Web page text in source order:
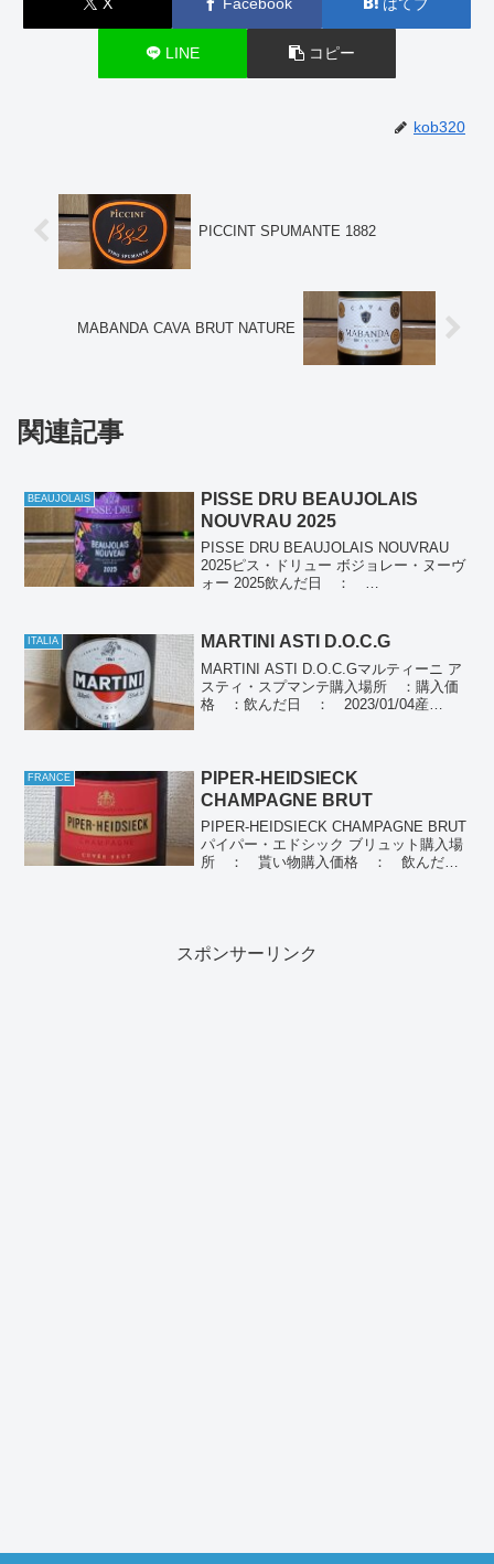
LINE コピー
kob320
PICCINT SPUMANTE 1882
MABANDA CAVA BRUT NATURE
関連記事
BEAUJOLAIS
PISSE DRU BEAUJOLAIS
NOUVRAU 2025
PISSE DRU BEAUJOLAIS NOUVRAU
2025ピス・ドリュー ボジョレー・ヌーヴ
ォー 2025飲んだ日 ：
紫がかった色合い、フル...
ITALIA MARTINI ASTI D.O.C.G
MARTINI ASTI D.O.C.Gマルティーニ ア
スティ・スプマンテ購入場所 ：購入価
格 ：飲んだ日 ： 2023/01/04産
FRANCE
PIPER-HEIDSIECK
CHAMPAGNE BRUT
PIPER-HEIDSIECK CHAMPAGNE BRUT
パイパー・エドシック ブリュット購入場
所 ： 貰い物購入価格 ： 飲んだ
スポンサーリンク